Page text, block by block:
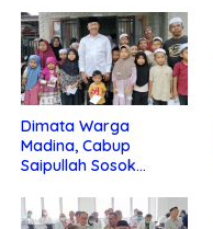
Dimata Warga
Madina, Cabup
Saipullah Sosok
Anak Yatim